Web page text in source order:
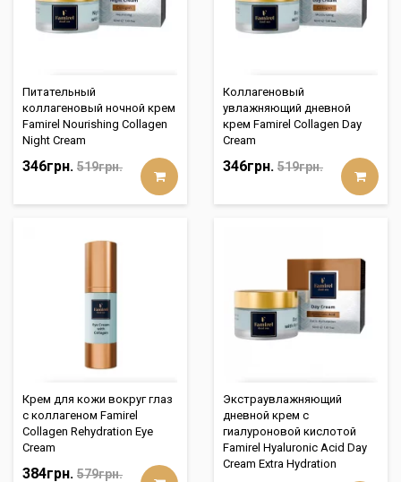
Питательный
коллагеновый ночной крем
Famirel Nourishing Collagen
Night Cream
346грн. 519грн.
Коллагеновый
увлажняющий дневной
крем Famirel Collagen Day
Cream
346грн. 519грн.
Крем для кожи вокруг глаз
с коллагеном Famirel
Collagen Rehydration Eye
Cream
384грн. 579грн.
Экстраувлажняющий
дневной крем с
гиалуроновой кислотой
Famirel Hyaluronic Acid Day
Cream Extra Hydration